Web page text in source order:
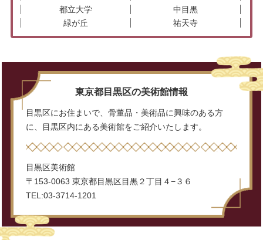
都立大学
中目黒
緑が丘
祐天寺
東京都目黒区の美術館情報
目黒区にお住まいで、骨董品・美術品に興味のある方
に、目黒区内にある美術館をご紹介いたします。
目黒区美術館
〒153-0063 東京都目黒区目黒２丁目４−３６
TEL:03-3714-1201